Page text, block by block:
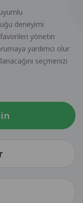
deneyimi
yönetin
yardımcı olur
seçmenizi